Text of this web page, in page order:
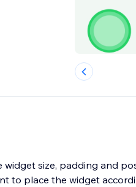
size, padding and
to place the widget